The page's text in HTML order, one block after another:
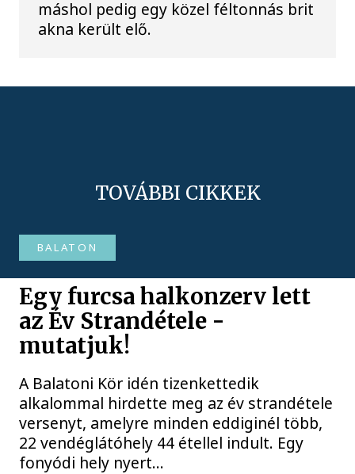
máshol pedig egy közel féltonnás brit
akna került elő.
TOVÁBBI CIKKEK
BALATON
Egy furcsa halkonzerv lett
az Év Strandétele -
mutatjuk!
A Balatoni Kör idén tizenkettedik
alkalommal hirdette meg az év strandétele
versenyt, amelyre minden eddiginél több,
22 vendéglátóhely 44 étellel indult. Egy
fonyódi hely nyert...